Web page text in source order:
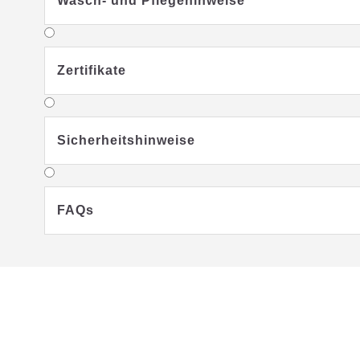
Zertifikate
Sicherheitshinweise
FAQs